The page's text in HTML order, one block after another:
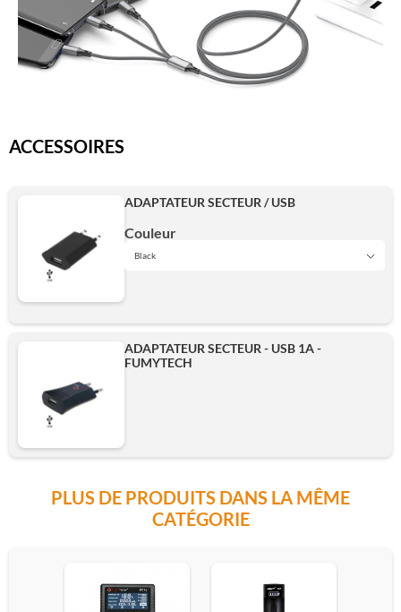
ACCESSOIRES
ADAPTATEUR SECTEUR / USB
Couleur
Black
ADAPTATEUR SECTEUR - USB 1A -
FUMYTECH
PLUS DE PRODUITS DANS LA MÊME
CATÉGORIE